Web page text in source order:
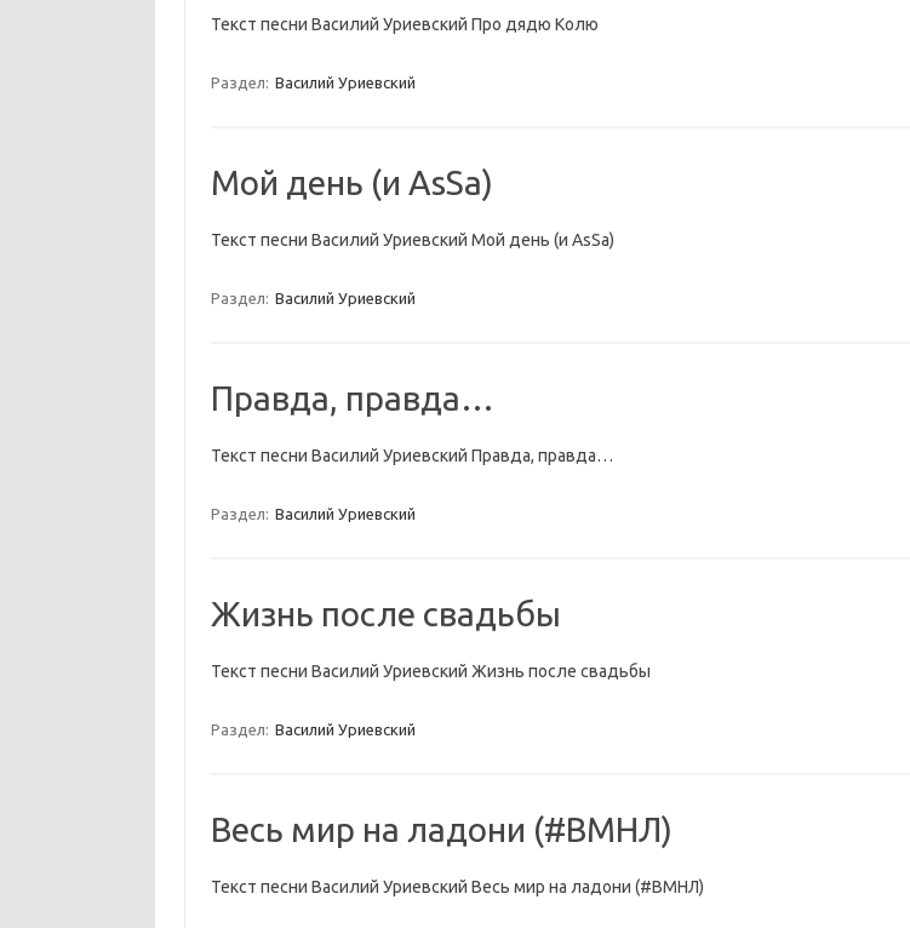
Текст песни Василий Уриевский Про дядю Колю
Раздел: Василий Уриевский
Мой день (и AsSa)
Текст песни Василий Уриевский Мой день (и AsSa)
Раздел: Василий Уриевский
Правда, правда…
Текст песни Василий Уриевский Правда, правда…
Раздел: Василий Уриевский
Жизнь после свадьбы
Текст песни Василий Уриевский Жизнь после свадьбы
Раздел: Василий Уриевский
Весь мир на ладони (#ВМНЛ)
Текст песни Василий Уриевский Весь мир на ладони (#ВМНЛ)